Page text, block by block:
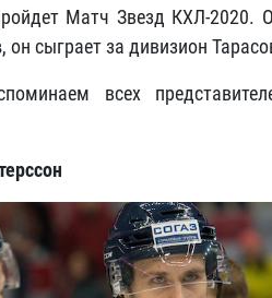
Матч Звезд КХЛ-2020.
, он сыграет за дивизион
всех